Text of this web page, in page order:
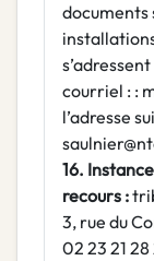
documents
courriel : :
l’adresse
16.
recours :
3, rue du
02 23 21 28